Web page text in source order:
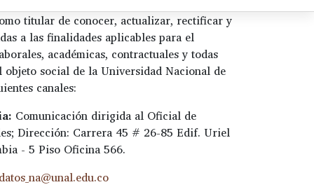
titular de conocer, actualizar, rectificar y
a las finalidades aplicables para el
académicas, contractuales y todas
objeto social de la Universidad Nacional de
canales:
Comunicación dirigida al Oficial de
Dirección: Carrera 45 # 26-85 Edif. Uriel
- 5 Piso Oficina 566.